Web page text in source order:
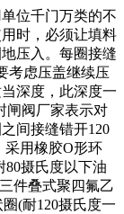
位千门万类的不
时，必须让填料
压入。每圈接缝
考虑压盖继续压
深度，此深度一
闸阀厂家表示对
间接缝错开120
采用橡胶O形环
80摄氏度以下油
件叠式聚四氟乙
(耐120摄氏度一